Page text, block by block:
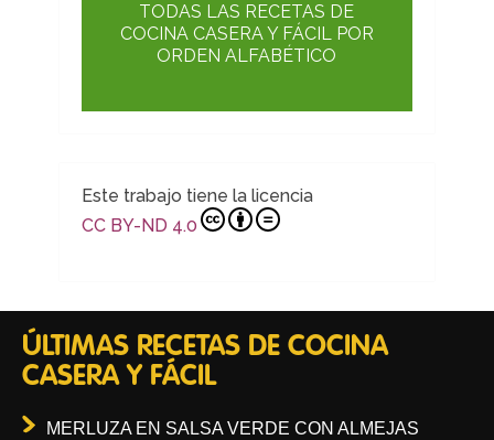
TODAS LAS RECETAS DE
COCINA CASERA Y FÁCIL POR
ORDEN ALFABÉTICO
Este trabajo tiene la licencia
CC BY-ND 4.0
ÚLTIMAS RECETAS DE COCINA
CASERA Y FÁCIL
MERLUZA EN SALSA VERDE CON ALMEJAS